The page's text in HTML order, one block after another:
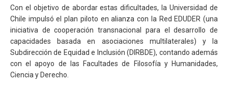
Con el objetivo de abordar estas dificultades, la Universidad de
Chile impulsó el plan piloto en alianza con la Red EDUDER (una
iniciativa de cooperación transnacional para el desarrollo de
capacidades basada en asociaciones multilaterales) y la
Subdirección de Equidad e Inclusión (DIRBDE), contando además
con el apoyo de las Facultades de Filosofía y Humanidades,
Ciencia y Derecho.